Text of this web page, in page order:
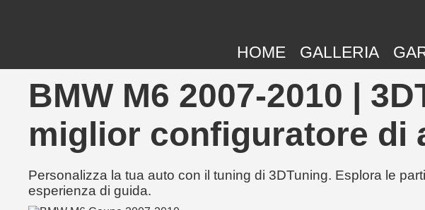
HOME GALLERIA
BMW M6 2007-2010 |
miglior configuratore di
Personalizza la tua auto con il tuning di 3DTuning. Esplora le
esperienza di guida.